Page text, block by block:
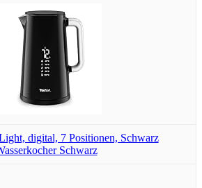
digital, 7 Positionen, Schwarz
Schwarz